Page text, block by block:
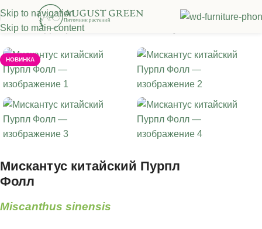
Skip to navigation
Skip to main content
Главная/Декоративные злаки
НОВИНКА
Мискантус китайский Пурпл
Фолл
Miscanthus sinensis